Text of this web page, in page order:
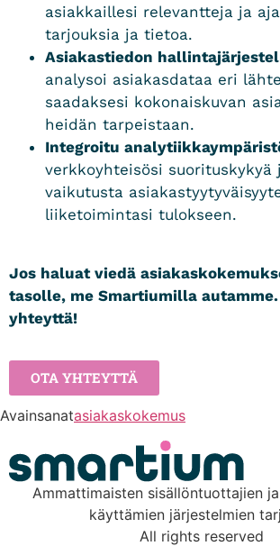
asiakkaillesi relevantteja ja
tarjouksia ja tietoa.
Asiakastiedon
analysoi asiakasdataa eri
saadaksesi kokonaiskuvan
heidän tarpeistaan.
Integroitu
verkkoyhteisösi suorituskykyä
vaikutusta
liiketoimintasi tulokseen.
Jos haluat viedä
tasolle, me Smartiumilla
yhteyttä!
OTA YHTEYTTÄ
Avainsanatasiakaskokemus
Ammattimaisten sisällöntuottajien
käyttämien järjestelmien
All rights reserved